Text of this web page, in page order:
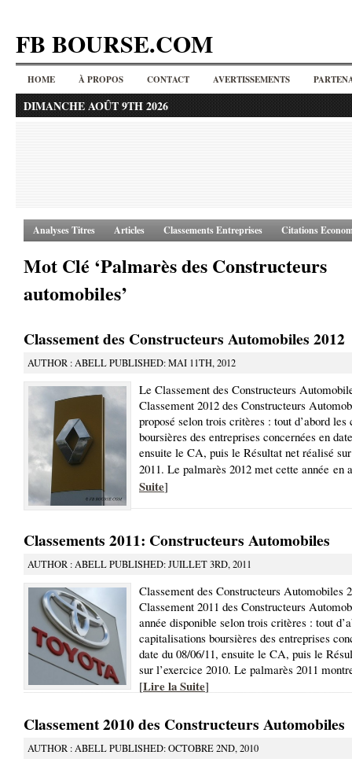
FB BOURSE.COM
HOME À PROPOS CONTACT AVERTISSEMENTS
DIMANCHE AOÛT 9TH 2026
Analyses Titres Articles Classements Entreprises Citations
Mot Clé ‘Palmarès des Constructeurs
automobiles’
Classement des Constructeurs Automobiles 2012
AUTHOR : ABELL PUBLISHED: MAI 11TH, 2012
Le Classement des Constructeurs
Classement 2012 des Constructeurs
proposé selon trois critères : tout d’abord
boursières des entreprises concernées en
ensuite le CA, puis le Résultat net réalisé
2011. Le palmarès 2012 met cette année en
Suite]
Classements 2011: Constructeurs Automobiles
AUTHOR : ABELL PUBLISHED: JUILLET 3RD, 2011
Classement des Constructeurs Automobiles
Classement 2011 des Constructeurs
année disponible selon trois critères : tout
capitalisations boursières des entreprises
date du 08/06/11, ensuite le CA, puis le
sur l’exercice 2010. Le palmarès 2011
[Lire la Suite]
Classement 2010 des Constructeurs Automobiles
AUTHOR : ABELL PUBLISHED: OCTOBRE 2ND, 2010